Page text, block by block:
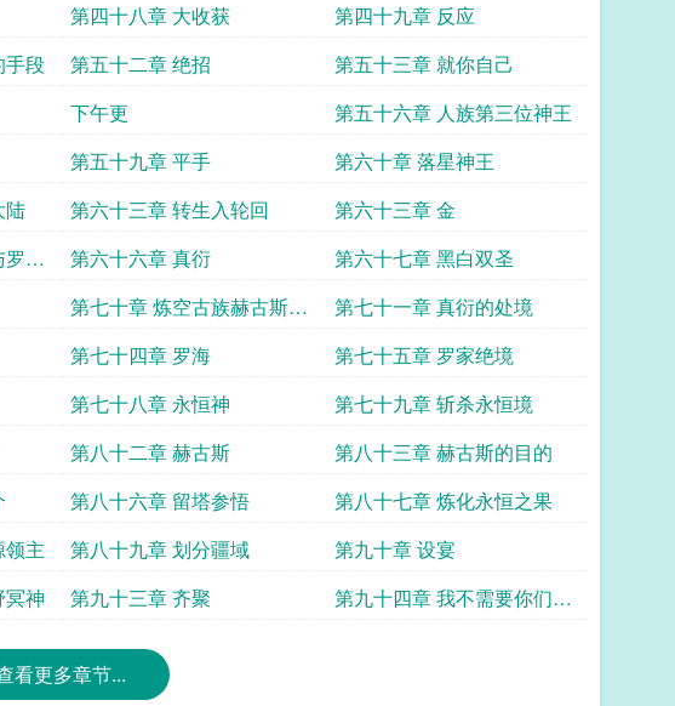
第四十八章 大收获
第四十九章 反应
手段 第五十二章 绝招
第五十三章 就你自己
下午更
第五十六章 人族第三位神王
第五十九章 平手
第六十章 落星神王
陆 第六十三章 转生入轮回
第六十三章 金
峰
第六十六章 真衍
第六十七章 黑白双圣
第七十章 炼空古族赫古斯首
订章
第七十一章 真衍的处境
第七十四章 罗海
第七十五章 罗家绝境
第七十八章 永恒神
第七十九章 斩杀永恒境
第八十二章 赫古斯
第八十三章 赫古斯的目的
第八十六章 留塔参悟
第八十七章 炼化永恒之果
主 第八十九章 划分疆域
第九十章 设宴
神 第九十三章 齐聚
第九十四章 我不需要你们同
看更多章节...